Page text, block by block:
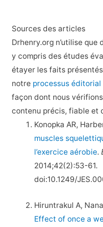
Sources des articles
Drhenry.org n’utilise
y compris des études
étayer les faits
notre processus éditorial
façon dont nous
contenu précis, fiable et
Konopka AR,
muscles
l’exercice aérobie.
2014;42(2):53-61.
doi:10.1249/
Hiruntrakul A,
Effect of once a